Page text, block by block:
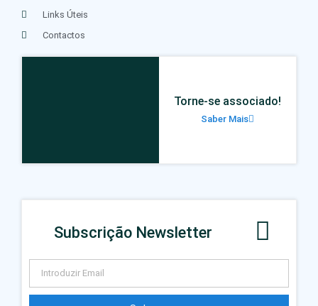
Links Úteis
Contactos
Torne-se associado!
Saber Mais
Subscrição Newsletter